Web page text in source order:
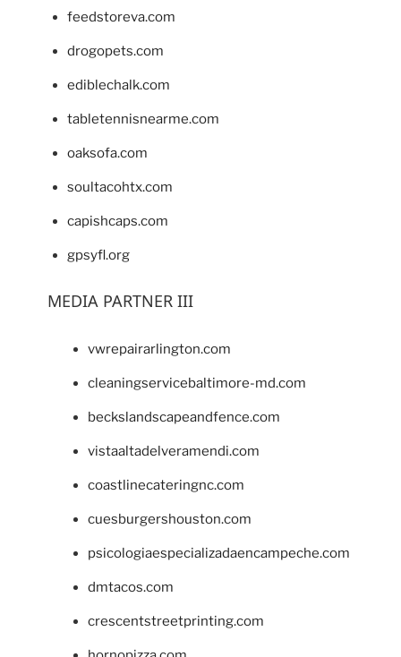
feedstoreva.com
drogopets.com
ediblechalk.com
tabletennisnearme.com
oaksofa.com
soultacohtx.com
capishcaps.com
gpsyfl.org
MEDIA PARTNER III
vwrepairarlington.com
cleaningservicebaltimore-md.com
beckslandscapeandfence.com
vistaaltadelveramendi.com
coastlinecateringnc.com
cuesburgershouston.com
psicologiaespecializadaencampeche.com
dmtacos.com
crescentstreetprinting.com